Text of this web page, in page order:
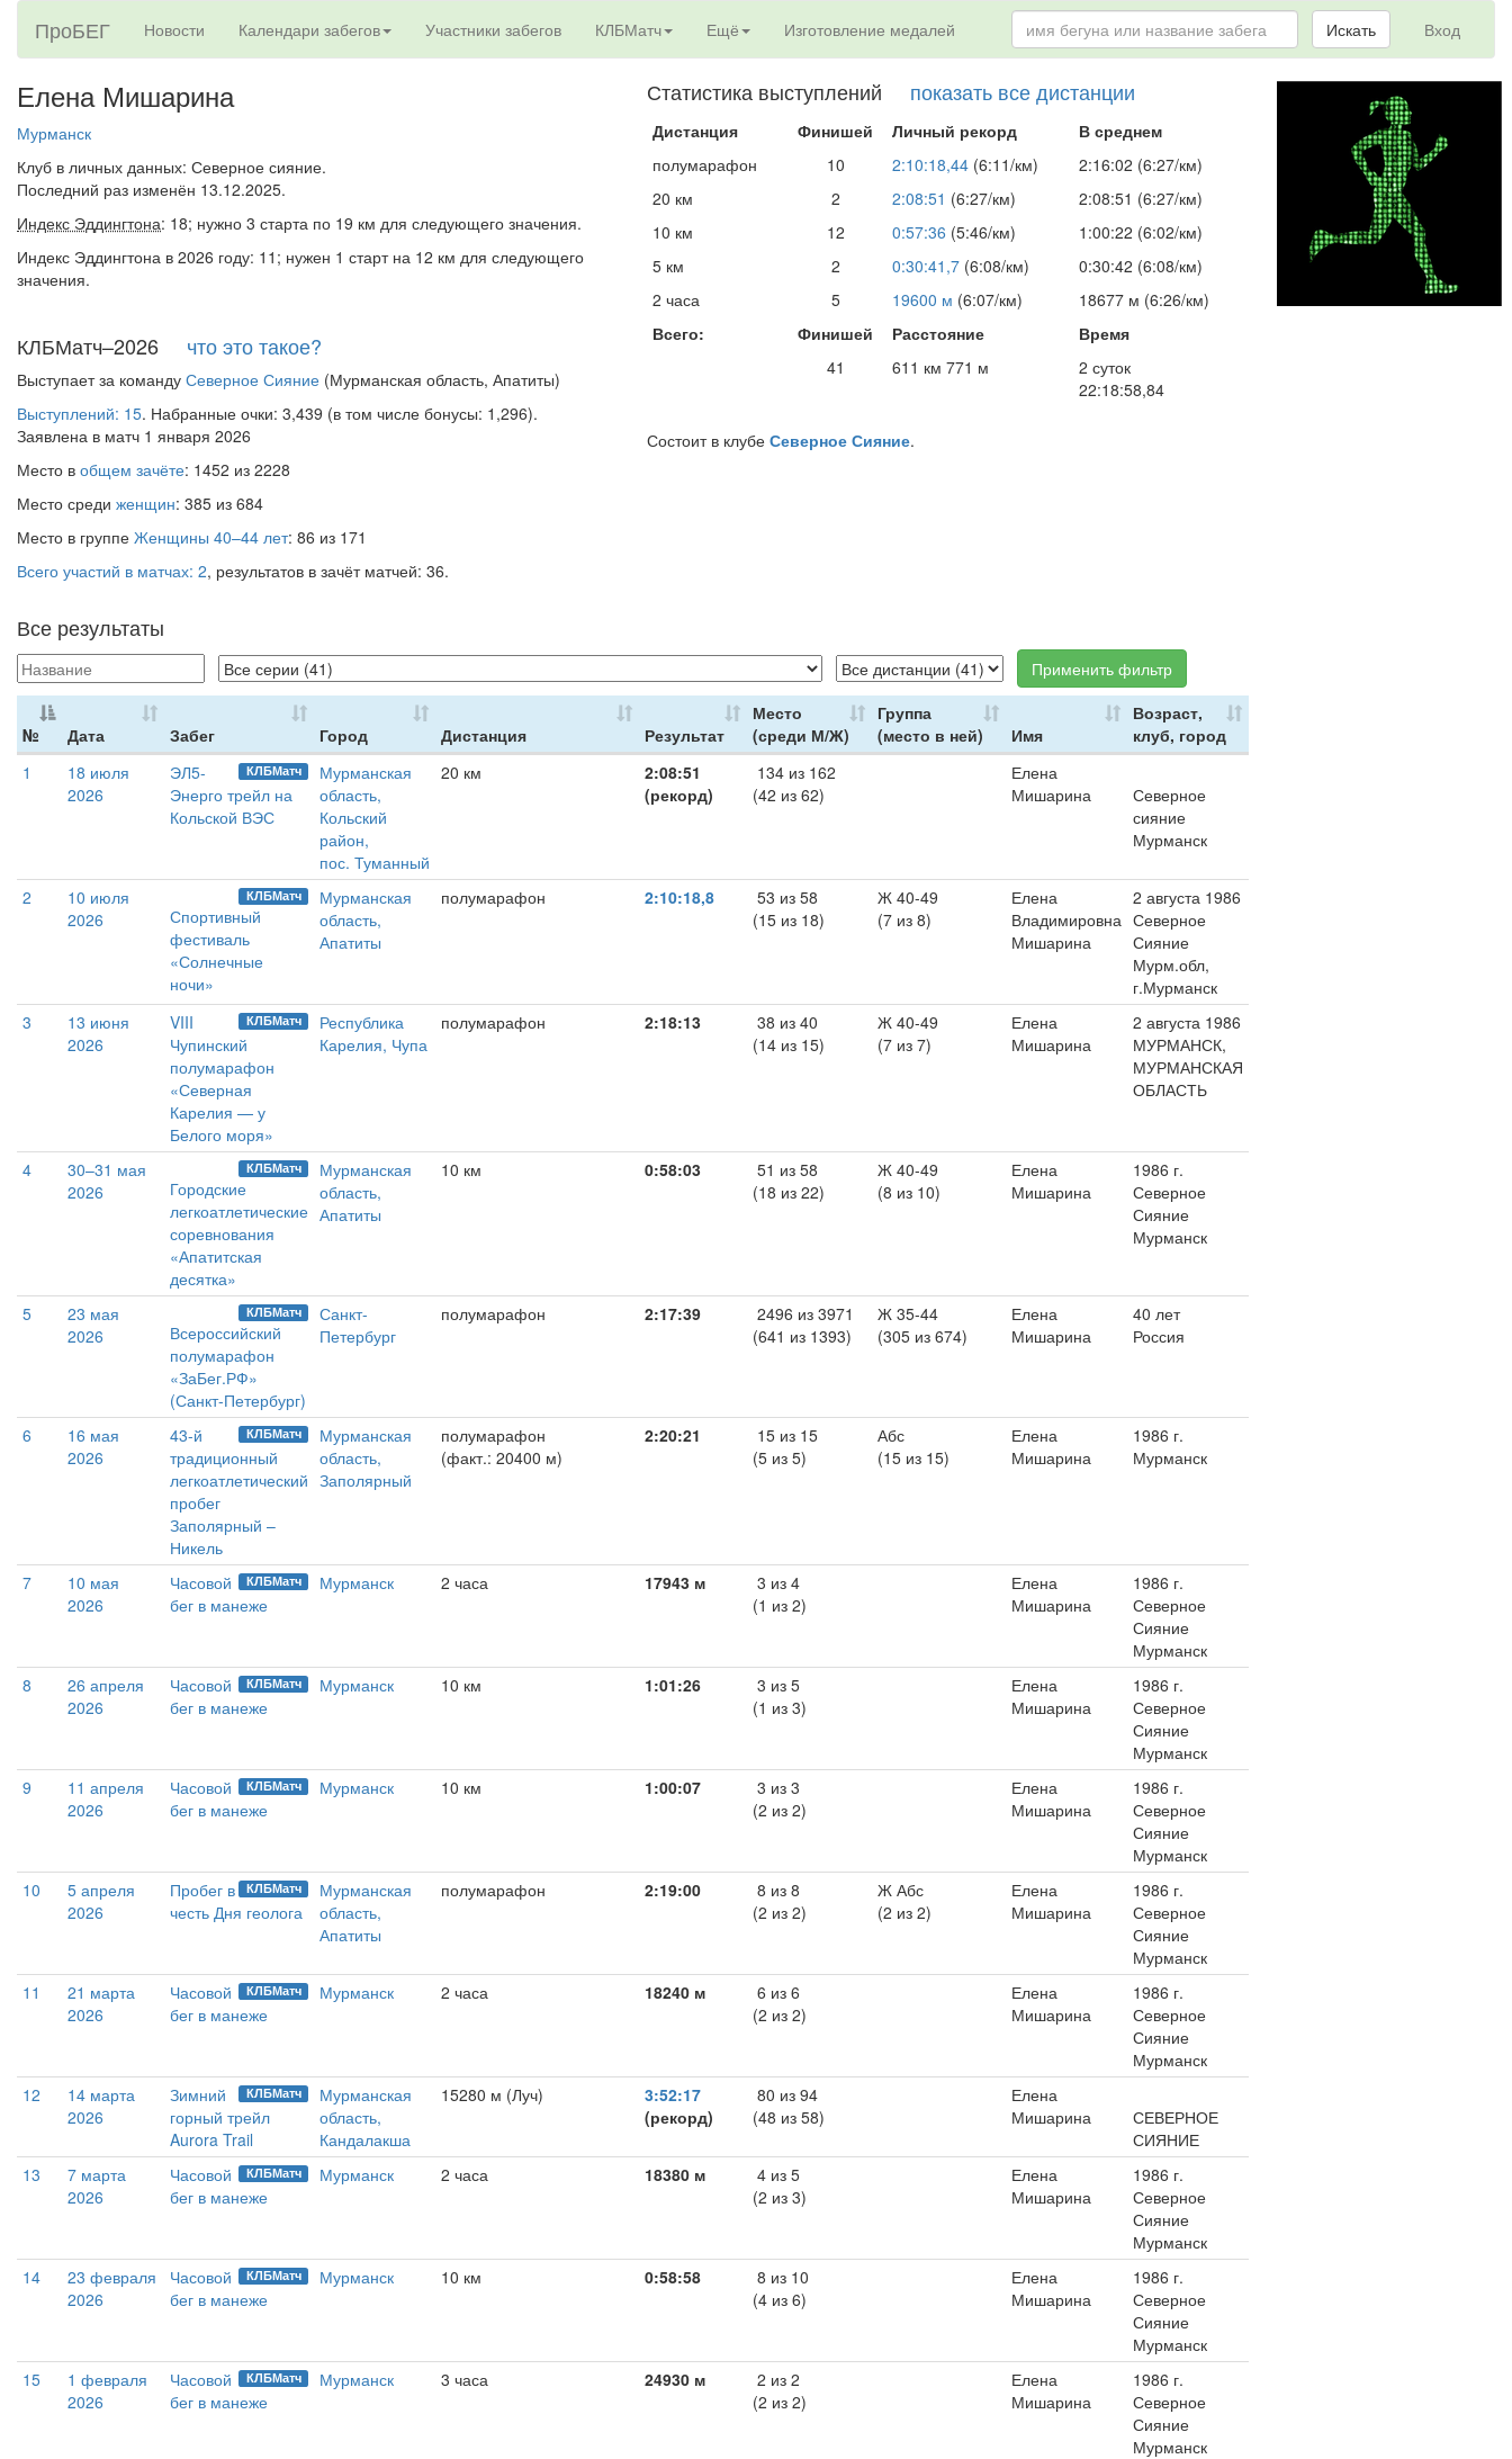
ПроБЕГ Новости Календари забегов Участники забегов КЛБМатч Ещё Изготовление медалей Вход
Искать
Елена Мишарина
Мурманск
Клуб в личных данных: Северное сияние.
Последний раз изменён 13.12.2025.
Индекс Эддингтона: 18; нужно 3 старта по 19 км для следующего значения.
Индекс Эддингтона в 2026 году: 11; нужен 1 старт на 12 км для следующего
значения.
КЛБМатч–2026 что это такое?
Выступает за команду Северное Сияние (Мурманская область, Апатиты)
Выступлений: 15. Набранные очки: 3,439 (в том числе бонусы: 1,296).
Заявлена в матч 1 января 2026
Место в общем зачёте: 1452 из 2228
Место среди женщин: 385 из 684
Место в группе Женщины 40–44 лет: 86 из 171
Всего участий в матчах: 2, результатов в зачёт матчей: 36.
Статистика выступлений показать все дистанции
Дистанция Финишей Личный рекорд
В среднем
полумарафон
10 2:10:18,44 (6:11/км)
2:16:02 (6:27/км)
20 км
2 2:08:51 (6:27/км)
2:08:51 (6:27/км)
10 км
12 0:57:36 (5:46/км)
1:00:22 (6:02/км)
5 км
2 0:30:41,7 (6:08/км)
0:30:42 (6:08/км)
2 часа
5 19600 м (6:07/км)
18677 м (6:26/км)
Всего:
Финишей Расстояние
Время
41
611 км 771 м
2 суток
22:18:58,84
Состоит в клубе Северное Сияние.
Все результаты
Применить фильтр
№ Дата Забег Город Дистанция Результат
Место
(среди М/Ж)
Группа
(место в ней)
Имя
Возраст,
клуб, город
1
18 июля
2026
КЛБМатч
ЭЛ5-
Энерго трейл на
Кольской ВЭС
Мурманская
область,
Кольский
район,
пос. Туманный
20 км
2:08:51
(рекорд)
134 из 162
(42 из 62)
Елена
Мишарина
Северное
сияние
Мурманск
2
10 июля
2026
КЛБМатч
Спортивный
фестиваль
«Солнечные
ночи»
Мурманская
область,
Апатиты
полумарафон 2:10:18,8
53 из 58
(15 из 18)
Ж 40-49
(7 из 8)
Елена
Владимировна
Мишарина
2 августа 1986
Северное
Сияние
Мурм.обл,
г.Мурманск
3
13 июня
2026
КЛБМатч
VIII
Чупинский
полумарафон
«Северная
Карелия — у
Белого моря»
Республика
Карелия, Чупа
полумарафон 2:18:13
38 из 40
(14 из 15)
Ж 40-49
(7 из 7)
Елена
Мишарина
2 августа 1986
МУРМАНСК,
МУРМАНСКАЯ
ОБЛАСТЬ
4
30–31 мая
2026
КЛБМатч
Городские
легкоатлетические
соревнования
«Апатитская
десятка»
Мурманская
область,
Апатиты
10 км 0:58:03
51 из 58
(18 из 22)
Ж 40-49
(8 из 10)
Елена
Мишарина
1986 г.
Северное
Сияние
Мурманск
5
23 мая
2026
КЛБМатч
Всероссийский
полумарафон
«ЗаБег.РФ»
(Санкт-Петербург)
Санкт-
Петербург
полумарафон 2:17:39
2496 из 3971
(641 из 1393)
Ж 35-44
(305 из 674)
Елена
Мишарина
40 лет
Россия
6
16 мая
2026
КЛБМатч
43-й
традиционный
легкоатлетический
пробег
Заполярный –
Никель
Мурманская
область,
Заполярный
полумарафон
(факт.: 20400 м)
2:20:21
15 из 15
(5 из 5)
Абс
(15 из 15)
Елена
Мишарина
1986 г.
Мурманск
7
10 мая
2026
КЛБМатч
Часовой
бег в манеже
Мурманск 2 часа 17943 м
3 из 4
(1 из 2)
Елена
Мишарина
1986 г.
Северное
Сияние
Мурманск
8
26 апреля
2026
КЛБМатч
Часовой
бег в манеже
Мурманск 10 км 1:01:26
3 из 5
(1 из 3)
Елена
Мишарина
1986 г.
Северное
Сияние
Мурманск
9
11 апреля
2026
КЛБМатч
Часовой
бег в манеже
Мурманск 10 км 1:00:07
3 из 3
(2 из 2)
Елена
Мишарина
1986 г.
Северное
Сияние
Мурманск
10
5 апреля
2026
КЛБМатч
Пробег в
честь Дня геолога
Мурманская
область,
Апатиты
полумарафон 2:19:00
8 из 8
(2 из 2)
Ж Абс
(2 из 2)
Елена
Мишарина
1986 г.
Северное
Сияние
Мурманск
11
21 марта
2026
КЛБМатч
Часовой
бег в манеже
Мурманск 2 часа 18240 м
6 из 6
(2 из 2)
Елена
Мишарина
1986 г.
Северное
Сияние
Мурманск
12
14 марта
2026
КЛБМатч
Зимний
горный трейл
Aurora Trail
Мурманская
область,
Кандалакша
15280 м (Луч)
3:52:17
(рекорд)
80 из 94
(48 из 58)
Елена
Мишарина
СЕВЕРНОЕ
СИЯНИЕ
13
7 марта
2026
КЛБМатч
Часовой
бег в манеже
Мурманск 2 часа 18380 м
4 из 5
(2 из 3)
Елена
Мишарина
1986 г.
Северное
Сияние
Мурманск
14
23 февраля
2026
КЛБМатч
Часовой
бег в манеже
Мурманск 10 км 0:58:58
8 из 10
(4 из 6)
Елена
Мишарина
1986 г.
Северное
Сияние
Мурманск
15
1 февраля
2026
КЛБМатч
Часовой
бег в манеже
Мурманск 3 часа 24930 м
2 из 2
(2 из 2)
Елена
Мишарина
1986 г.
Северное
Сияние
Мурманск